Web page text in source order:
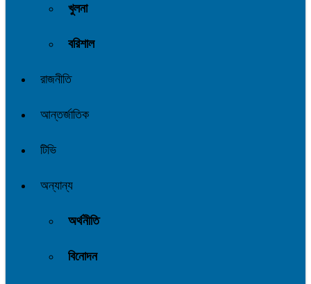
খুলনা
বরিশাল
রাজনীতি
আন্তর্জাতিক
টিভি
অন্যান্য
অর্থনীতি
বিনোদন